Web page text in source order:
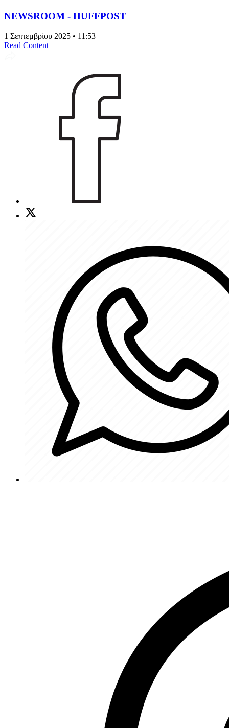
NEWSROOM - HUFFPOST
1 Σεπτεμβρίου 2025 • 11:53
Read Content